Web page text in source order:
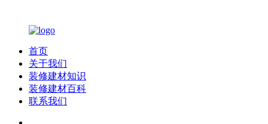
首页
关于我们
装修建材知识
装修建材百科
联系我们